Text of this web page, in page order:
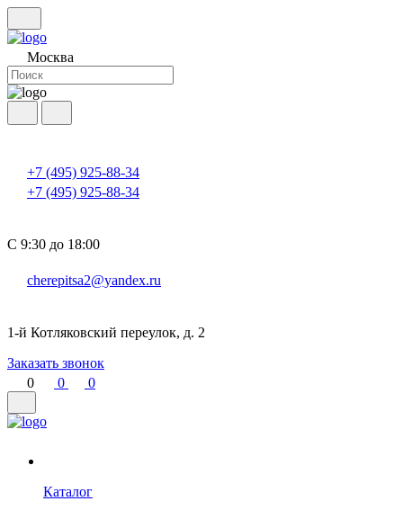
Москва
+7 (495) 925-88-34
+7 (495) 925-88-34
С 9:30 до 18:00
cherepitsa2@yandex.ru
1-й Котляковский переулок, д. 2
Заказать звонок
0
0 0
Каталог